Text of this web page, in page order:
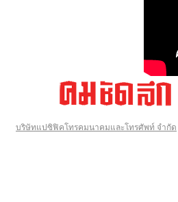
บริษัทแปซิฟิคโทรคมนาคมและโทรศัพท์ จำกัด